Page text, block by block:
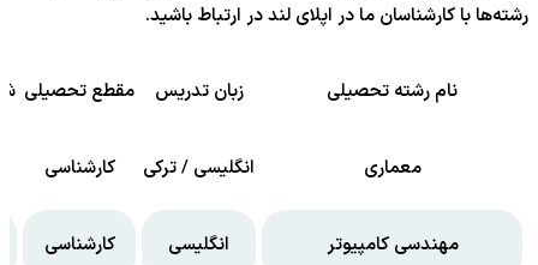
رشته‌‌ها با کارشناسان ما در اپلای لند در ارتباط باشید.
نام رشته تحصیلی زبان تدریس مقطع تحصیلی
معماری انگلیسی / ترکی کارشناسی
مهندسی کامپیوتر انگلیسی کارشناسی